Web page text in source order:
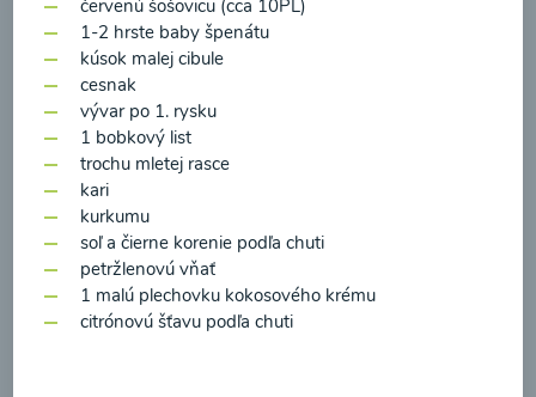
Zeleninová polievka s
medvedím cesnakom
00:10 Zobraziť
červenú šošovicu (cca 10PL)
1-2 hrste baby špenátu
kúsok malej cibule
cesnak
vývar po 1. rysku
1 bobkový list
trochu mletej rasce
kari
kurkumu
soľ a čierne korenie podľa chuti
petržlenovú vňať
1 malú plechovku kokosového krému
citrónovú šťavu podľa chuti
prečítal(a) informácie o Ochrane osobných
údajova súhlasím s nimi.